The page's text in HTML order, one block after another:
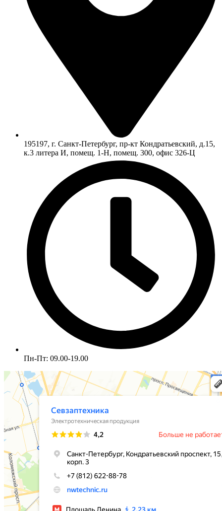
195197, г. Санкт-Петербург, пр-кт Кондратьевский, д.15,
к.3 литера И, помещ. 1-Н, помещ. 300, офис 326-Ц
Пн-Пт: 09.00-19.00